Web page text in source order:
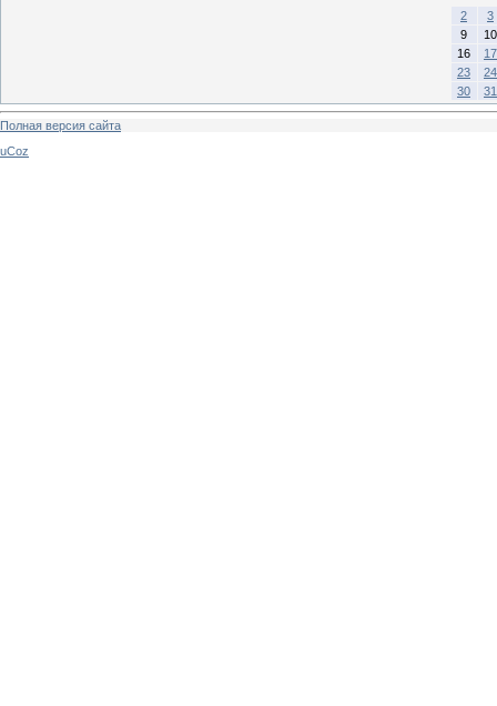
2
3
9
10
16
17
23
24
30
31
Полная версия сайта
uCoz